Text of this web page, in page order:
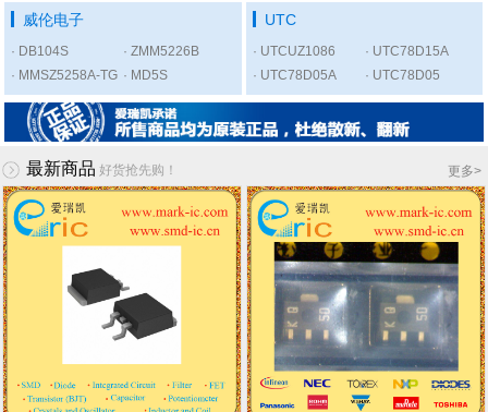
威伦电子
DB104S
ZMM5226B
MMSZ5258A-TG
MD5S
UTC
UTCUZ1086
UTC78D15A
UTC78D05A
UTC78D05
更多>
最新商品 好货抢先购！